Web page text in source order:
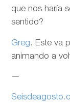
que nos haría
sentido?
Greg. Este va
animando a
—